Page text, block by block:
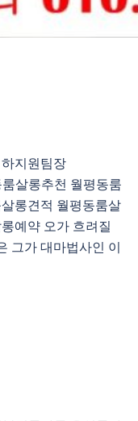
지원팀장
살롱추천 월평동룸
롱견적 월평동룸살
예약 오가 흐려질
그가 대마법사인 이